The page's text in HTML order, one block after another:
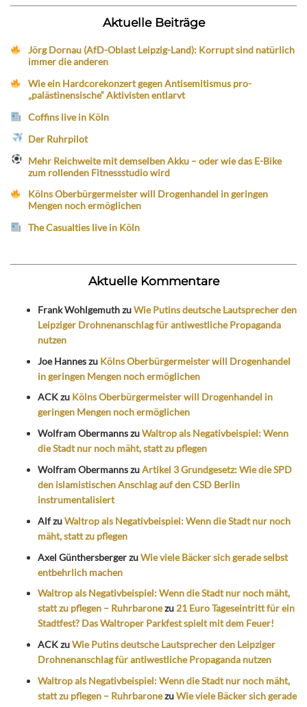
Aktuelle Beiträge
Jörg Dornau (AfD-Oblast Leipzig-Land): Korrupt sind natürlich
immer die anderen
Wie ein Hardcorekonzert gegen Antisemitismus pro-
„palästinensische“ Aktivisten entlarvt
Coffins live in Köln
Der Ruhrpilot
Mehr Reichweite mit demselben Akku – oder wie das E-Bike
zum rollenden Fitnessstudio wird
Kölns Oberbürgermeister will Drogenhandel in geringen
Mengen noch ermöglichen
The Casualties live in Köln
Aktuelle Kommentare
Frank WohlgemuthzuWie Putins deutsche Lautsprecher den
Leipziger Drohnenanschlag für antiwestliche Propaganda
nutzen
Joe Hanneszu Kölns Oberbürgermeister will Drogenhandel
in geringen Mengen noch ermöglichen
ACKzu Kölns Oberbürgermeister will Drogenhandel in
geringen Mengen noch ermöglichen
Wolfram ObermannszuWaltrop als Negativbeispiel: Wenn
die Stadt nur noch mäht, statt zu pflegen
Wolfram ObermannszuArtikel 3 Grundgesetz: Wie die SPD
den islamistischen Anschlag auf den CSD Berlin
instrumentalisiert
AlfzuWaltrop als Negativbeispiel: Wenn die Stadt nur noch
mäht, statt zu pflegen
Axel GünthersbergerzuWie viele Bäcker sich gerade selbst
entbehrlich machen
Waltrop als Negativbeispiel: Wenn die Stadt nur noch mäht,
statt zu pflegen – Ruhrbaronezu21 Euro Tageseintritt für ein
Stadtfest? Das Waltroper Parkfest spielt mit dem Feuer!
ACKzuWie Putins deutsche Lautsprecher den Leipziger
Drohnenanschlag für antiwestliche Propaganda nutzen
Waltrop als Negativbeispiel: Wenn die Stadt nur noch mäht,
statt zu pflegen – RuhrbaronezuWie viele Bäcker sich gerade